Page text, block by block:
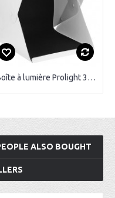
Boîte à lumière Prolight 30CM
ALSO BOUGHT